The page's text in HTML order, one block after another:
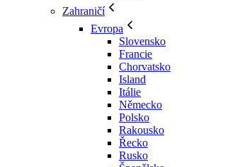
Zahraničí
Evropa
Slovensko
Francie
Chorvatsko
Island
Itálie
Německo
Polsko
Rakousko
Řecko
Rusko